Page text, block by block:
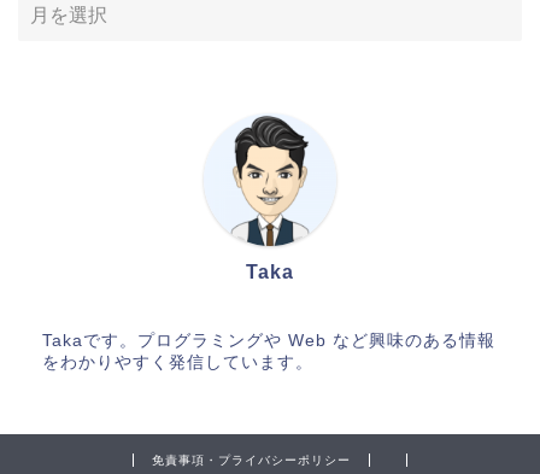
Taka
Takaです。プログラミングや Web など興味のある情報
をわかりやすく発信しています。
免責事項・プライバシーポリシー